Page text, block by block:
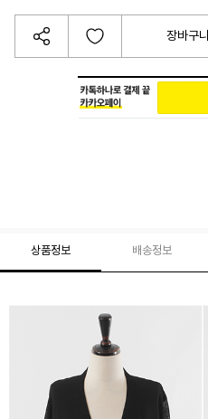
장바구니
상품정보 배송정보